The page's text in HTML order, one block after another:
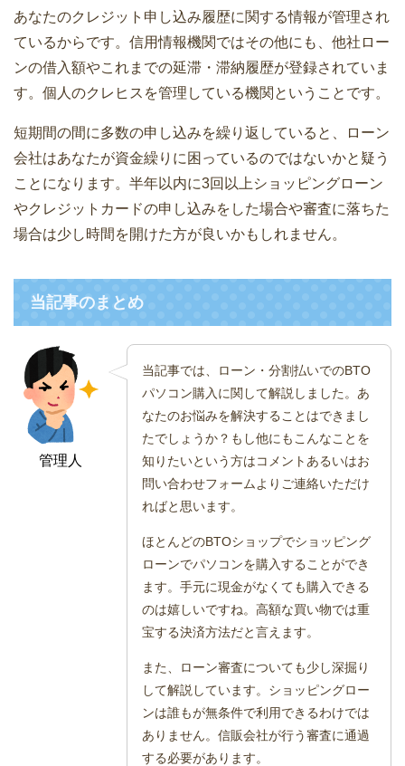
あなたのクレジット申し込み履歴に関する情報が管理され
ているからです。信用情報機関ではその他にも、他社ロー
ンの借入額やこれまでの延滞・滞納履歴が登録されていま
す。個人のクレヒスを管理している機関ということです。
短期間の間に多数の申し込みを繰り返していると、ローン
会社はあなたが資金繰りに困っているのではないかと疑う
ことになります。半年以内に3回以上ショッピングローン
やクレジットカードの申し込みをした場合や審査に落ちた
場合は少し時間を開けた方が良いかもしれません。
当記事のまとめ
管理人
当記事では、ローン・分割払いでのBTO
パソコン購入に関して解説しました。あ
なたのお悩みを解決することはできまし
たでしょうか？もし他にもこんなことを
知りたいという方はコメントあるいはお
問い合わせフォームよりご連絡いただけ
ればと思います。
ほとんどのBTOショップでショッピング
ローンでパソコンを購入することができ
ます。手元に現金がなくても購入できる
のは嬉しいですね。高額な買い物では重
宝する決済方法だと言えます。
また、ローン審査についても少し深掘り
して解説しています。ショッピングロー
ンは誰もが無条件で利用できるわけでは
ありません。信販会社が行う審査に通過
する必要があります。